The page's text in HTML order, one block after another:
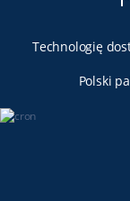
Technologię
Polski